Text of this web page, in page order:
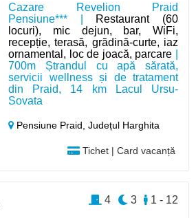
Cazare Revelion Praid
Pensiune*** | Restaurant (60
locuri), mic dejun, bar, WiFi,
recepție, terasă, grădină-curte, iaz
ornamental, loc de joacă, parcare
700m Ștrandul cu apă sărată,
servicii wellness și de tratament
din Praid, 14 km Lacul Ursu-
Sovata
Pensiune Praid,Județul Harghita
Tichet | Card vacanță
1 - 12
3
4